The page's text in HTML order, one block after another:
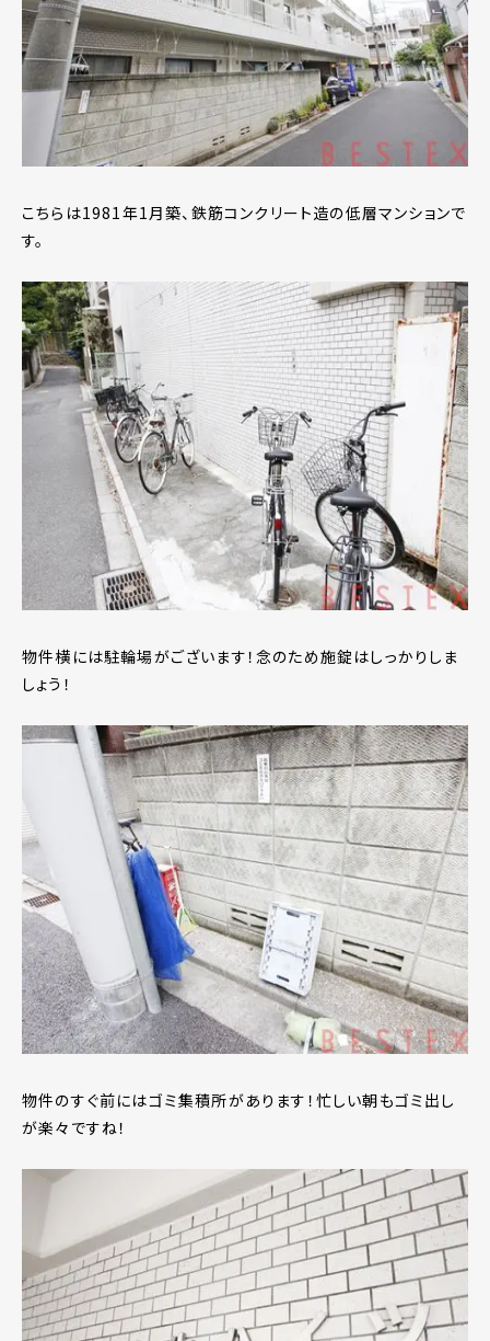
こちらは1981年1月築、鉄筋コンクリート造の低層マンションで
す。
物件横には駐輪場がございます！念のため施錠はしっかりしま
しょう！
物件のすぐ前にはゴミ集積所があります！忙しい朝もゴミ出し
が楽々ですね！